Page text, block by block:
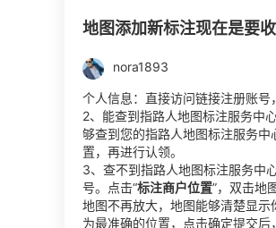
地图添加新标注现在是要
nora1893
个人信息：直接访问链接注册账号
2、能查到指路人地图标注服务中
够查到您的指路人地图标注服务
置，再进行认领。
3、查不到指路人地图标注服务中
号。点击“标注商户位置”，双击地
地图不再放大，地图能够清楚显
为最准确的位置，点击确定提交后